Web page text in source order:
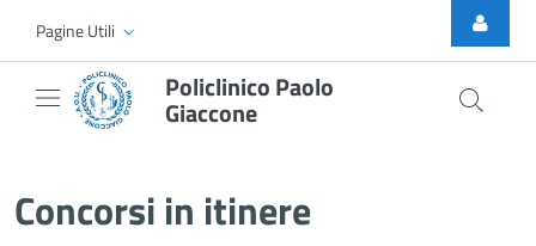
Skip to Main Content
Pagine Utili
Policlinico Paolo
Giaccone
Concorsi in itinere